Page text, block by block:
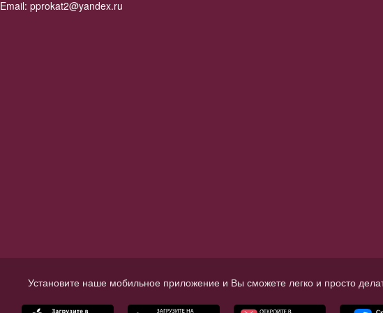
Email: pprokat2@yandex.ru
Установите наше мобильное приложение и Вы сможете легко и просто